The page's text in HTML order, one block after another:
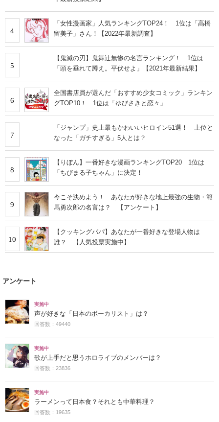
4
「女性漫画家」人気ランキングTOP24！ 1位は「高橋
留美子」さん！【2022年最新調査】
5
【鬼滅の刃】鬼舞辻無惨の名言ランキング！ 1位は
「頭を垂れて蹲え。平伏せよ」【2021年最新結果】
6
全国書店員が選んだ「おすすめ少女コミック」ランキン
グTOP10！ 1位は「ゆびさきと恋々」
7
「ジャンプ」史上最もかわいいヒロイン51選！ 上位と
なった「ガチすぎる」5人とは？
8
【りぼん】一番好きな漫画ランキングTOP20 1位は
「ちびまる子ちゃん」に決定！
9
今こそ決めよう！ あなたが好きな地上最強の生物・範
馬勇次郎の名言は？ 【アンケート】
10
【クッキングパパ】あなたが一番好きな登場人物は
誰？ 【人気投票実施中】
アンケート
実施中
声が好きな「日本のボーカリスト」は？
回答数：49440
実施中
歌が上手だと思うホロライブのメンバーは？
回答数：23836
実施中
ラーメンって日本食？それとも中華料理？
回答数：19635